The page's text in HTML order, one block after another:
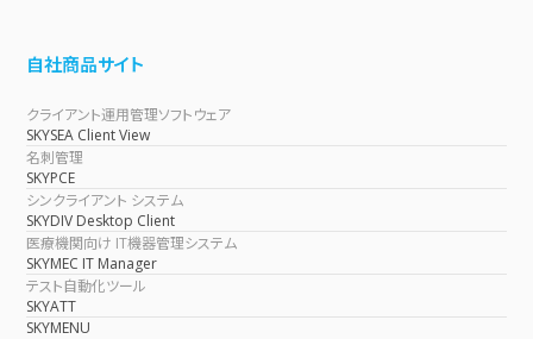
自社商品サイト
クライアント運用管理ソフトウェア
SKYSEA Client View
名刺管理
SKYPCE
シンクライアント システム
SKYDIV Desktop Client
医療機関向け IT機器管理システム
SKYMEC IT Manager
テスト自動化ツール
SKYATT
SKYMENU